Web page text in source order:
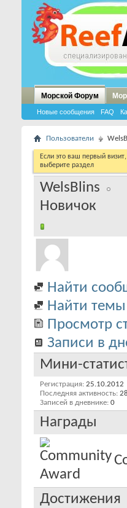
Морской Форум
Новые сообщения FAQ
Пользователи
Если это ваш первый
выберите раздел
WelsBlins
Новичок
Найти
Найти темы
Просмотр
Записи в
Мини-
Регистрация 25.10.2012
Последняя активность
Записей в дневнике 0
Награды
Достижения